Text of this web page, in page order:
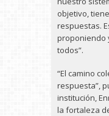
objetivo,
respuestas.
proponiendo
todos”.
“El camino
respuesta”,
institución,
la fortaleza